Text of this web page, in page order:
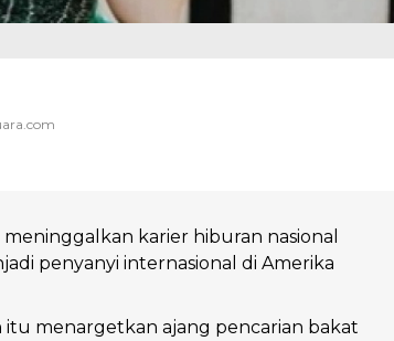
karier hiburan nasional
penyanyi internasional di Amerika
itu menargetkan ajang pencarian bakat